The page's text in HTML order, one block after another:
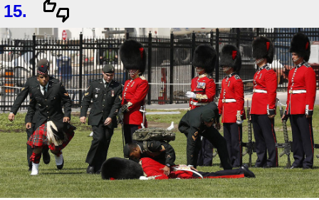
15.